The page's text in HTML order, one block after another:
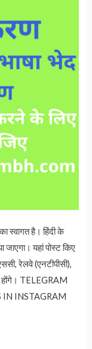
स्वागत है। हिंदी के
यहां पोस्ट किए
रेलवे (एनटीपीसी),
होंगे। TELEGRAM
IN INSTAGRAM